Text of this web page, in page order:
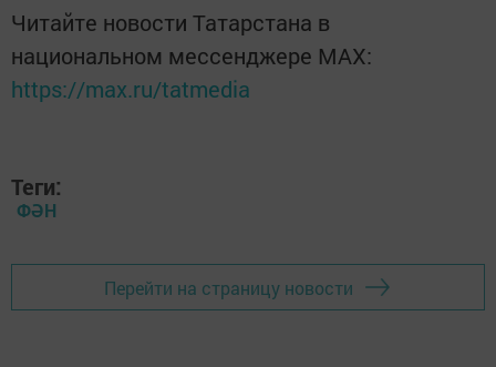
Читайте новости Татарстана в
национальном мессенджере MАХ:
https://max.ru/tatmedia
Теги:
ФӘН
Перейти на страницу новости